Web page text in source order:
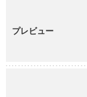
プレビュー